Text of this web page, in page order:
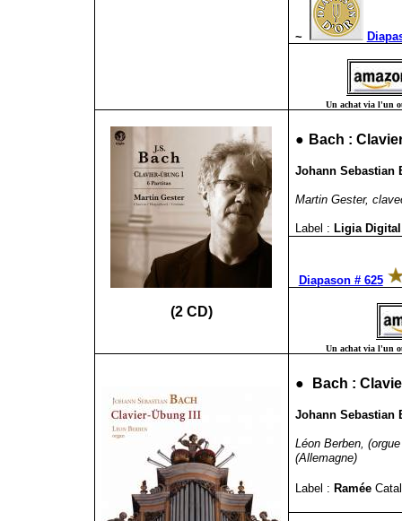
~
Un achat via l'un
(2 CD)
● Bach :
Johann Sebastian
Martin Gester,
Label : Ligia
Diapason # 625
Un achat via l'un
● Bach :
Johann Sebastian
Léon Berben,
(Allemagne)
Label : Ramée